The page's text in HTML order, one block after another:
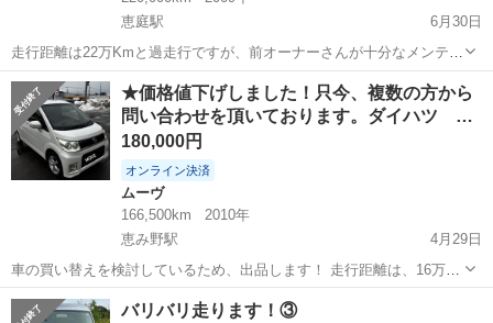
恵庭駅
6月30日
走行距離は22万Kmと過走行ですが、前オーナーさんが十分なメンテナ
ンスを行ったせいか、大変調子よく走ります。 走行距離なんて何のそ
のです。試乗して確かめてください。 外装は目立つきず錆び凹みなく
とてもきれいです。 下回...
北海道 恵庭市 恵庭駅 コペン
★価格値下げしました！只今、複数の方から
問い合わせを頂いております。ダイハツ …
180,000円
オンライン決済
ムーヴ
166,500km
2010年
恵み野駅
4月29日
車の買い替えを検討しているため、出品します！ 走行距離は、16万
6500キロと走ってはいますが、オイル交換等のメンテナンスをしっか
り行っているため、走りには問題なく、とても気に入っている車両で
北海道 恵庭市 恵み野駅 ムーヴ
バリバリ走ります！③